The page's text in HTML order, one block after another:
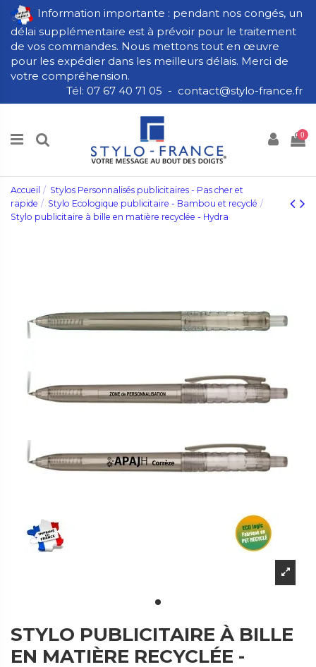
Information importante : pendant nos congés, un
délai supplémentaire est à prévoir pour le traitement
de vos commandes. Nous mettons tout en œuvre
pour les expédier dans les meilleurs délais. Merci de
votre compréhension.
Tél: 07 67 40 71 05 - contact@stylo-france.fr
0
Accueil
Stylos Personnalisés publicitaires - Pas cher et
rapide
Stylo Ecologique publicitaire - Bambou et recyclé
Stylo publicitaire à bille en matière recyclée - Hydra
STYLO PUBLICITAIRE À BILLE
EN MATIÈRE RECYCLÉE -